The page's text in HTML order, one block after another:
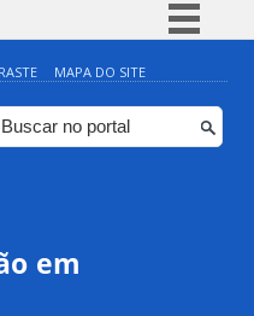
Simplifique!
Comunica BR
Participe
Canais
MAPA DO SITE
em